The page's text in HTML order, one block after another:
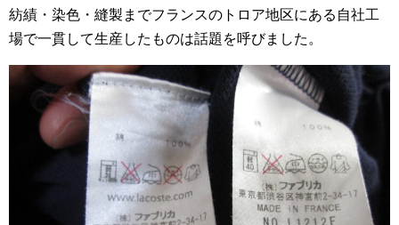
紡績・染色・縫製までフランスのトロア地区にある自社工
場で一貫して生産したものは話題を呼びました。